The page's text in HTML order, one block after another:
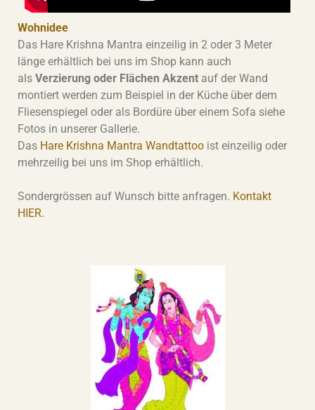
Wohnidee
Das Hare Krishna Mantra einzeilig in 2 oder 3 Meter
länge erhältlich bei uns im Shop kann auch
als Verzierung oder Flächen Akzent auf der Wand
montiert werden zum Beispiel in der Küche über dem
Fliesenspiegel oder als Bordüre über einem Sofa siehe
Fotos in unserer Gallerie.
Das Hare Krishna Mantra Wandtattoo ist einzeilig oder
mehrzeilig bei uns im Shop erhältlich.
Sondergrössen auf Wunsch bitte anfragen. Kontakt
HIER.